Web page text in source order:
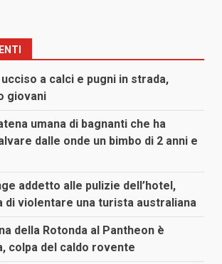
a calci e pugni in strada,
giovani
umana di bagnanti che ha
dalle onde un bimbo di 2 anni e
addetto alle pulizie dell’hotel,
di violentare una turista australiana
della Rotonda al Pantheon è
colpa del caldo rovente